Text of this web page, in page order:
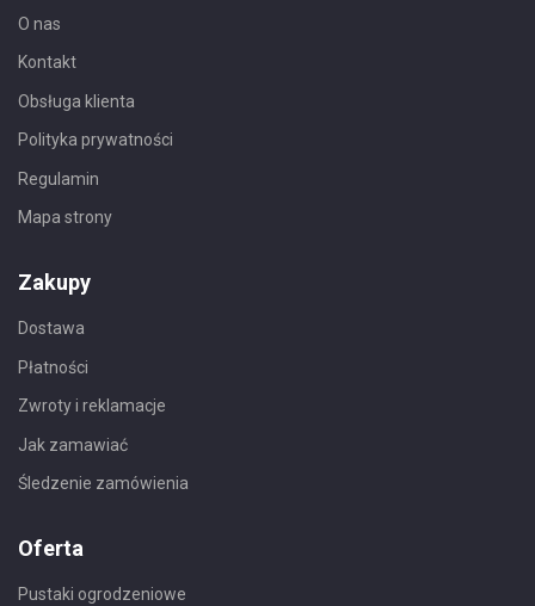
O nas
Kontakt
Obsługa klienta
Polityka prywatności
Regulamin
Mapa strony
Zakupy
Dostawa
Płatności
Zwroty i reklamacje
Jak zamawiać
Śledzenie zamówienia
Oferta
Pustaki ogrodzeniowe